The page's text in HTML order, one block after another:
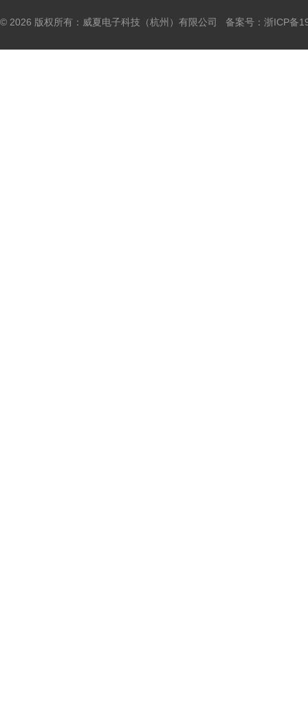
© 2026 版权所有：威夏电子科技（杭州）有限公司 备案号： 浙ICP备